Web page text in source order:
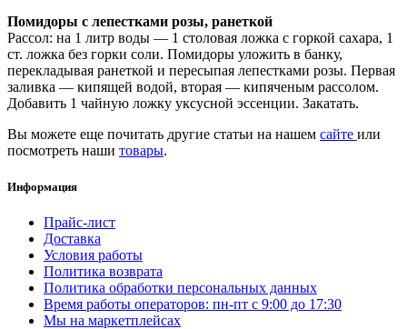
Помидоры с лепестками розы, ранеткой
Рассол: на 1 литр воды — 1 столовая ложка с горкой сахара, 1
ст. ложка без горки соли. Помидоры уложить в банку,
перекладывая ранеткой и пересыпая лепестками розы. Первая
заливка — кипящей водой, вторая — кипяченым рассолом.
Добавить 1 чайную ложку уксусной эссенции. Закатать.
Вы можете еще почитать другие статьи на нашем сайте или
посмотреть наши товары.
Информация
Прайс-лист
Доставка
Условия работы
Политика возврата
Политика обработки персональных данных
Время работы операторов: пн-пт с 9:00 до 17:30
Мы на маркетплейсах